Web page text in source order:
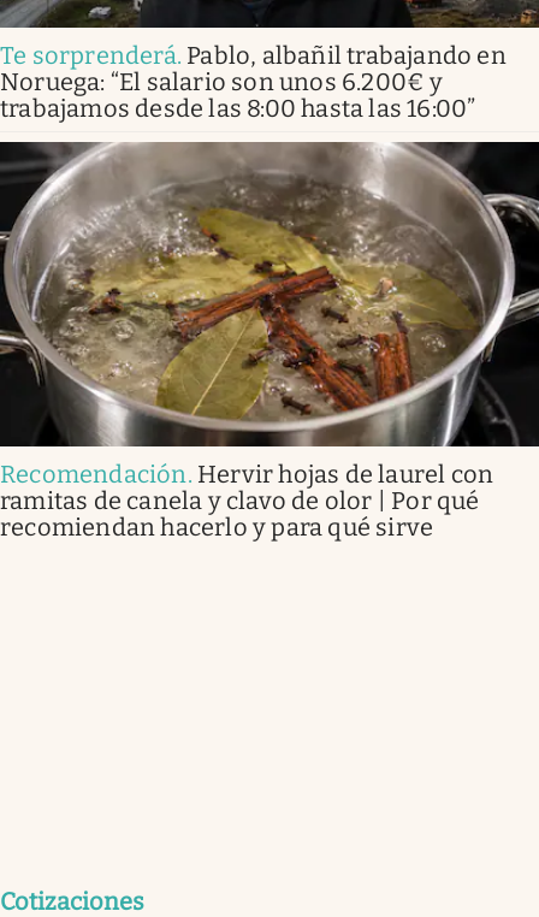
Te sorprenderá. Pablo, albañil trabajando en
Noruega: “El salario son unos 6.200€ y
trabajamos desde las 8:00 hasta las 16:00”
Recomendación. Hervir hojas de laurel con
ramitas de canela y clavo de olor | Por qué
recomiendan hacerlo y para qué sirve
Cotizaciones